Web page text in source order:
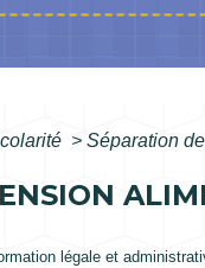
> Séparation
légale et